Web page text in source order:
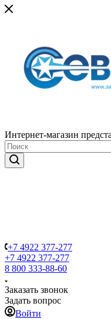
Интернет-магазин
+7 4922 377-277
+7 4922 377-277
8 800 333-88-60
Заказать звонок
Задать вопрос
Войти